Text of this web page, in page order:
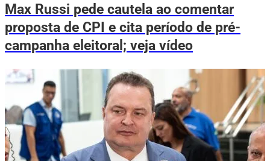
Max Russi pede cautela ao comentar
proposta de CPI e cita período de pré-
campanha eleitoral; veja vídeo